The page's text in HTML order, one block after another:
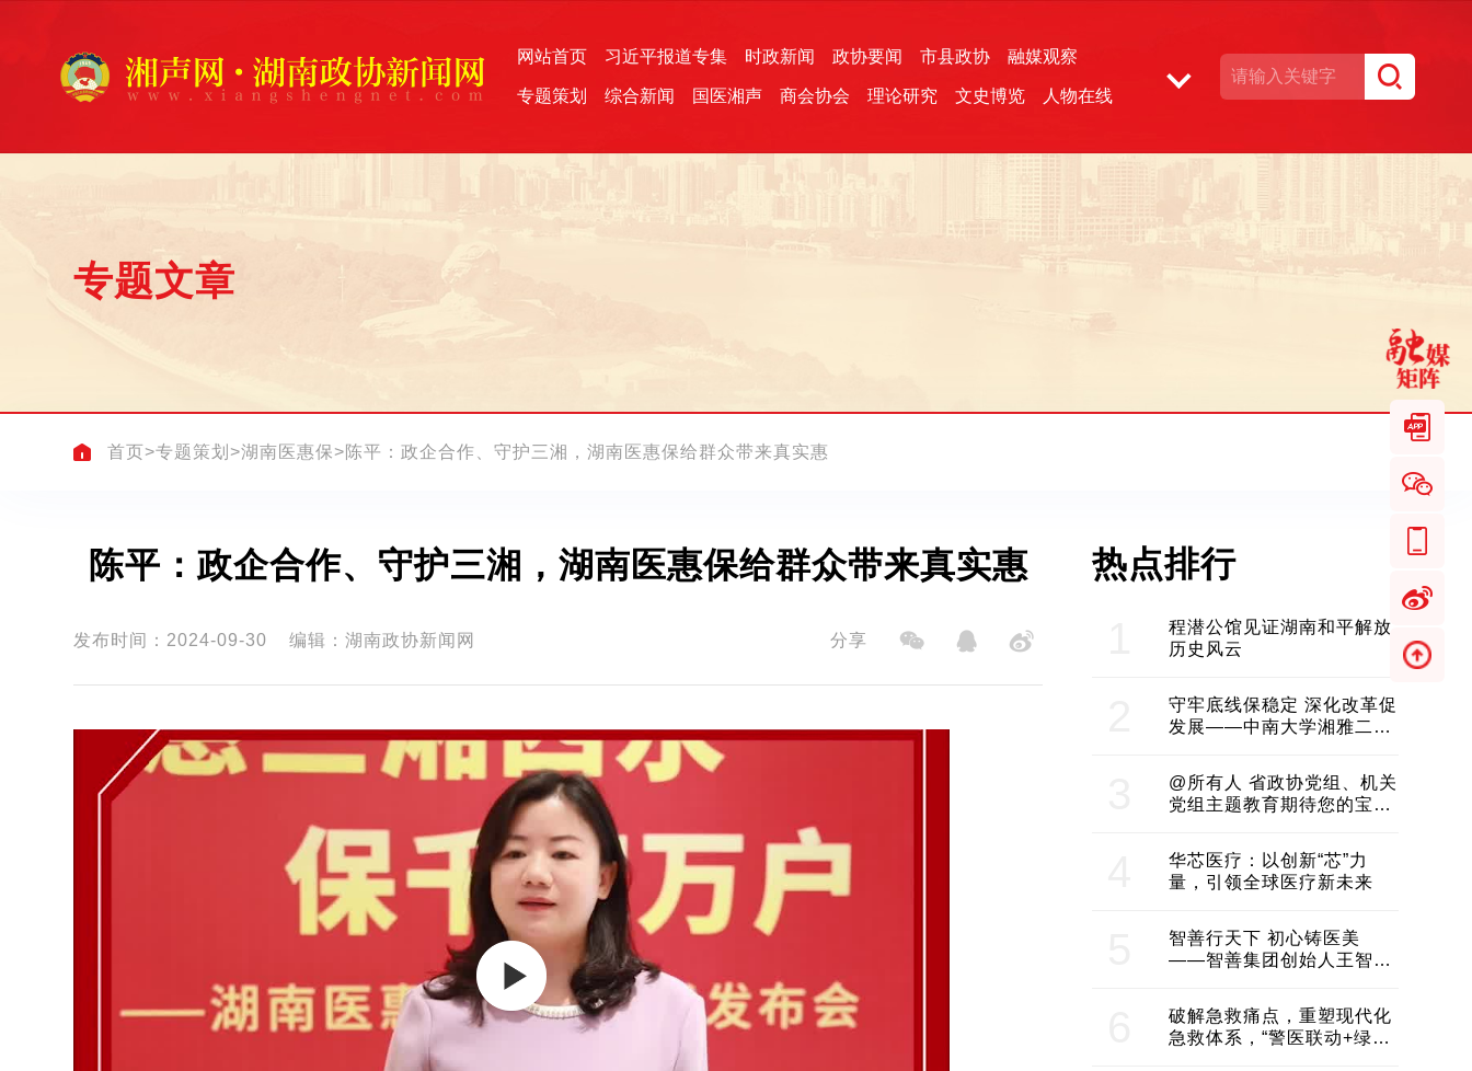
网站首页 习近平报道专集 时政新闻 政协要闻 市县政协 融媒观察
专题策划 综合新闻 国医湘声 商会协会 理论研究 文史博览 人物在线
专题文章
首页>专题策划 >湖南医惠保>陈平：政企合作、守护三湘，湖南医惠保给群众带来真实惠
陈平：政企合作、守护三湘，湖南医惠保给群众带来真实惠
发布时间：2024-09-30 编辑：湖南政协新闻网 分享
热点排行
程潜公馆见证湖南和平解放
历史风云
守牢底线保稳定 深化改革促
发展——中南大学湘雅二医
@所有人 省政协党组、机关
党组主题教育期待您的宝贵
华芯医疗：以创新“芯”力
量，引领全球医疗新未来
智善行天下 初心铸医美
——智善集团创始人王智带
建医美产业良性生态圈
破解急救痛点，重塑现代化
急救体系，“警医联动+绿波